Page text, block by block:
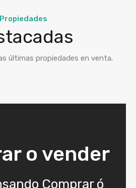
Propiedades
últimas propiedades en venta.
o vender
Comprar ó